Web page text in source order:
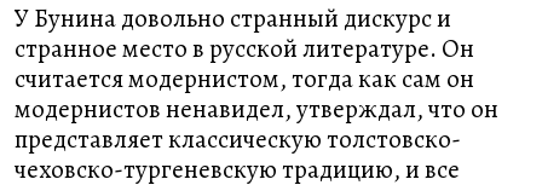
У Бунина довольно странный дискурс и
странное место в русской литературе. Он
считается модернистом, тогда как сам он
модернистов ненавидел, утверждал, что он
представляет классическую толстовско-
чеховско-тургеневскую традицию, и все